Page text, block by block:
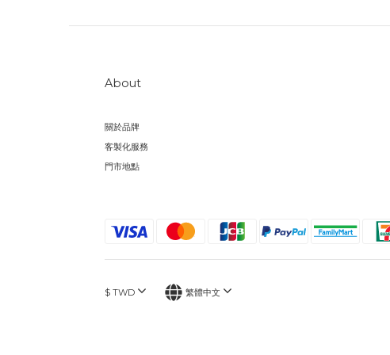
About
關於品牌
客製化服務
門市地點
$ TWD 繁體中文